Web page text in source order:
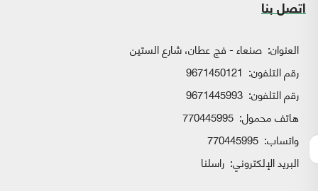
اتصل بنا
العنوان: صنعاء - فج عطان، شارع الستين
رقم التلفون: 9671450121
رقم التلفون: 9671445993
هاتف محمول: 770445995
واتساب:
البريد الإلكتروني: راسلنا